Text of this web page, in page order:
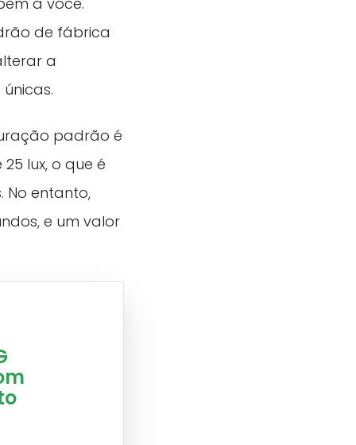
de fábrica
a
padrão é
lux, o que é
entanto,
e um valor